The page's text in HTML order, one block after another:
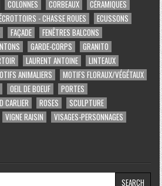
COLONNES CORBEAUX
CÉRAMIQUES
- CHASSE ROUES
ECUSSONS
FAÇADE
FENÊTRES BALCONS
GARDE-CORPS
GRANITO
LAURENT ANTOINE
LINTEAUX
ANIMALIERS
MOTIFS FLORAUX/VÉGÉTAUX
OEIL DE BOEUF
PORTES
CARLIER ROSES
SCULPTURE
VIGNE RAISIN
VISAGES-PERSONNAGES